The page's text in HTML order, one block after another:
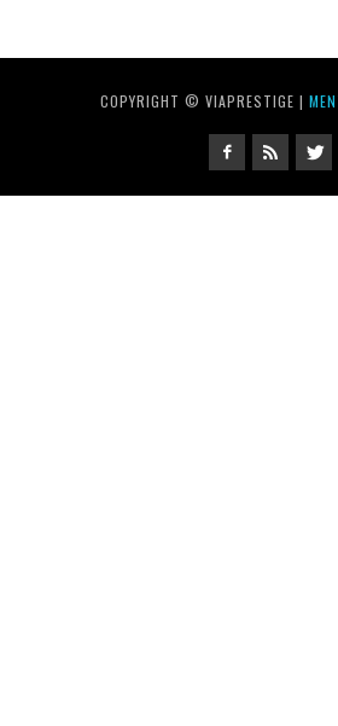
COPYRIGHT © VIAPRESTIGE |